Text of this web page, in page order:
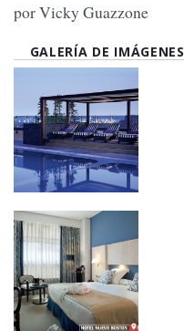
por Vicky Guazzone
GALERÍA DE IMÁGENES